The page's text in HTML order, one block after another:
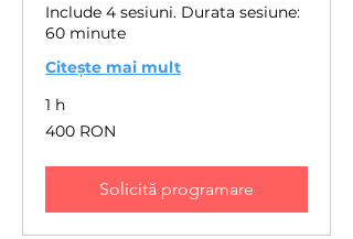
Include 4 sesiuni. Durata sesiune:
60 minute
Citește mai mult
1 h
400
de
400 RON
Solicită programare